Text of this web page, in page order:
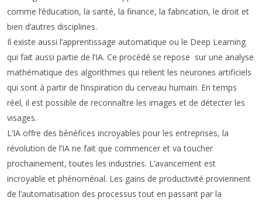
comme l’éducation, la santé, la finance, la fabrication, le droit et
bien d’autres disciplines.
Il existe aussi l’apprentissage automatique ou le Deep Learning
qui fait aussi partie de l’IA. Ce procédé se repose sur une analyse
mathématique des algorithmes qui relient les neurones artificiels
qui sont à partir de l’inspiration du cerveau humain. En temps
réel, il est possible de reconnaître les images et de détecter les
visages.
L’IA offre des bénéfices incroyables pour les entreprises, la
révolution de l’IA ne fait que commencer et va toucher
prochainement, toutes les industries. L’avancement est
incroyable et phénoménal. Les gains de productivité proviennent
de l’automatisation des processus tout en passant par la